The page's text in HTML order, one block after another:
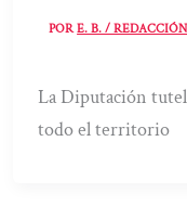
PORE. B. /
La Diputación
todo el territorio